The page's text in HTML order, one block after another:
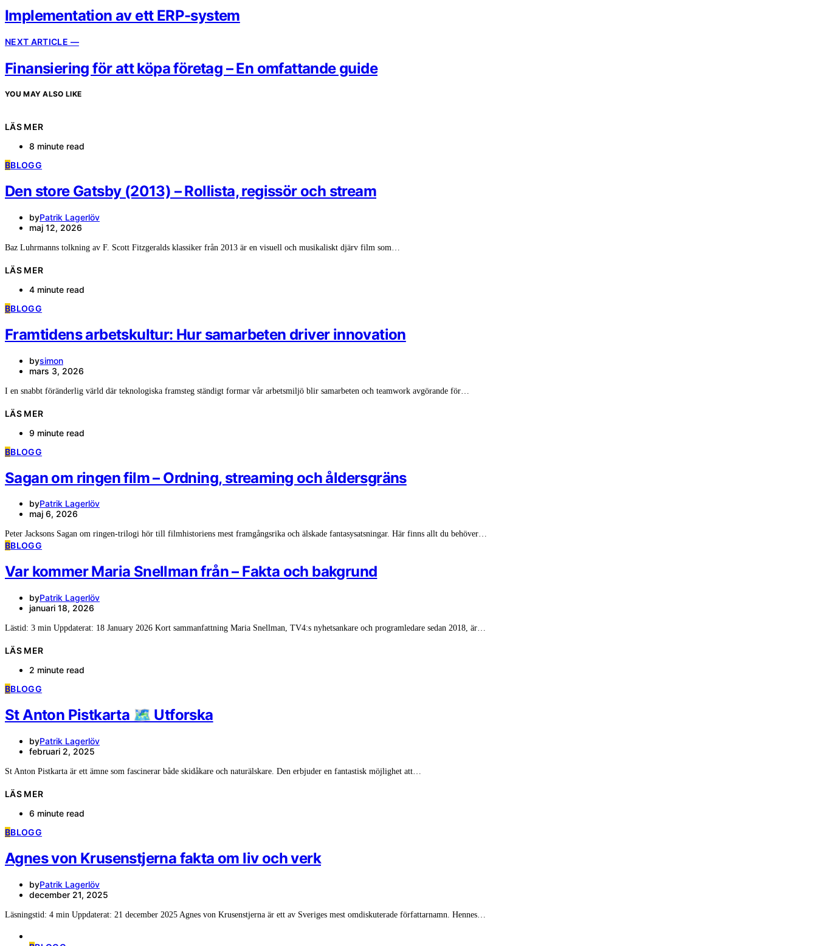
Implementation av ett ERP-system
NEXT ARTICLE —
Finansiering för att köpa företag – En omfattande guide
YOU MAY ALSO LIKE
LÄS MER
8 minute read
BBLOGG
Den store Gatsby (2013) – Rollista, regissör och stream
byPatrik Lagerlöv
maj 12, 2026
Baz Luhrmanns tolkning av F. Scott Fitzgeralds klassiker från 2013 är en visuell och musikaliskt djärv film som…
LÄS MER
4 minute read
BBLOGG
Framtidens arbetskultur: Hur samarbeten driver innovation
bysimon
mars 3, 2026
I en snabbt föränderlig värld där teknologiska framsteg ständigt formar vår arbetsmiljö blir samarbeten och teamwork avgörande för…
LÄS MER
9 minute read
BBLOGG
Sagan om ringen film – Ordning, streaming och åldersgräns
byPatrik Lagerlöv
maj 6, 2026
Peter Jacksons Sagan om ringen-trilogi hör till filmhistoriens mest framgångsrika och älskade fantasysatsningar. Här finns allt du behöver…
BBLOGG
Var kommer Maria Snellman från – Fakta och bakgrund
byPatrik Lagerlöv
januari 18, 2026
Lästid: 3 min Uppdaterat: 18 January 2026 Kort sammanfattning Maria Snellman, TV4:s nyhetsankare och programledare sedan 2018, är…
LÄS MER
2 minute read
BBLOGG
St Anton Pistkarta 🗺️ Utforska
byPatrik Lagerlöv
februari 2, 2025
St Anton Pistkarta är ett ämne som fascinerar både skidåkare och naturälskare. Den erbjuder en fantastisk möjlighet att…
LÄS MER
6 minute read
BBLOGG
Agnes von Krusenstjerna fakta om liv och verk
byPatrik Lagerlöv
december 21, 2025
Läsningstid: 4 min Uppdaterat: 21 december 2025 Agnes von Krusenstjerna är ett av Sveriges mest omdiskuterade författarnamn. Hennes…